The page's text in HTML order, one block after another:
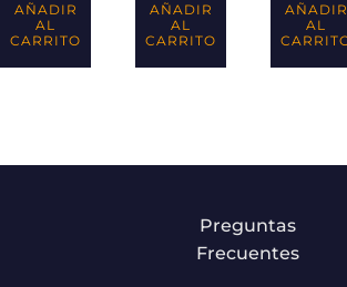
AÑADIR
AL
CARRITO
AÑADIR
AL
CARRITO
AÑADIR
AL
Preguntas
Frecuentes